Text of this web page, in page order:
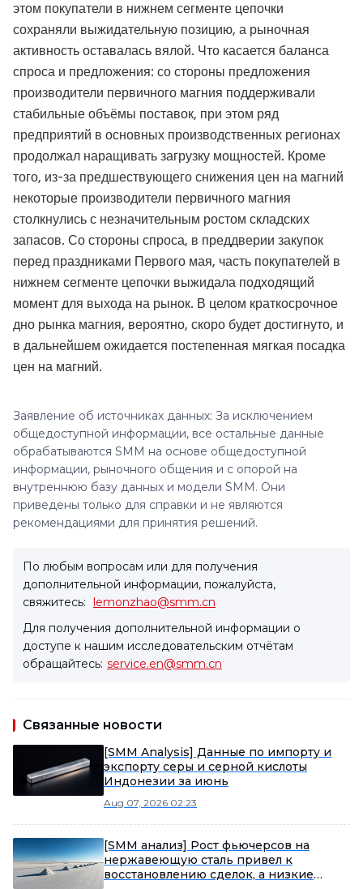
этом покупатели в нижнем сегменте цепочки
сохраняли выжидательную позицию, а рыночная
активность оставалась вялой. Что касается баланса
спроса и предложения: со стороны предложения
производители первичного магния поддерживали
стабильные объёмы поставок, при этом ряд
предприятий в основных производственных регионах
продолжал наращивать загрузку мощностей. Кроме
того, из-за предшествующего снижения цен на магний
некоторые производители первичного магния
столкнулись с незначительным ростом складских
запасов. Со стороны спроса, в преддверии закупок
перед праздниками Первого мая, часть покупателей в
нижнем сегменте цепочки выжидала подходящий
момент для выхода на рынок. В целом краткосрочное
дно рынка магния, вероятно, скоро будет достигнуто, и
в дальнейшем ожидается постепенная мягкая посадка
цен на магний.
Заявление об источниках данных: За исключением
общедоступной информации, все остальные данные
обрабатываются SMM на основе общедоступной
информации, рыночного общения и с опорой на
внутреннюю базу данных и модели SMM. Они
приведены только для справки и не являются
рекомендациями для принятия решений.
По любым вопросам или для получения
дополнительной информации, пожалуйста,
свяжитесь: lemonzhao@smm.cn
Для получения дополнительной информации о
доступе к нашим исследовательским отчётам
обращайтесь: service.en@smm.cn
Связанные новости
[SMM Analysis] Данные по импорту и
экспорту серы и серной кислоты
Индонезии за июнь
Aug 07, 2026 02:23
[SMM анализ] Рост фьючерсов на
нержавеющую сталь привел к
восстановлению сделок, а низкие